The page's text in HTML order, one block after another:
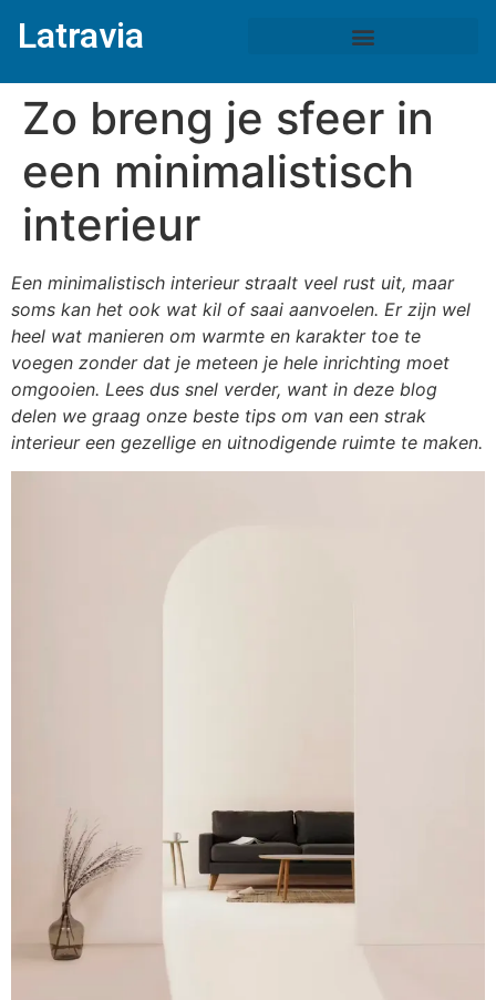
Latravia
Zo breng je sfeer in
een minimalistisch
interieur
Een minimalistisch interieur straalt veel rust uit, maar
soms kan het ook wat kil of saai aanvoelen. Er zijn wel
heel wat manieren om warmte en karakter toe te
voegen zonder dat je meteen je hele inrichting moet
omgooien. Lees dus snel verder, want in deze blog
delen we graag onze beste tips om van een strak
interieur een gezellige en uitnodigende ruimte te maken.